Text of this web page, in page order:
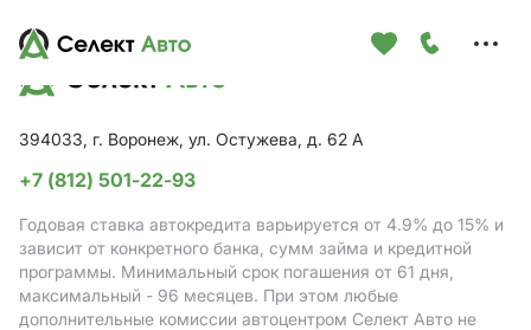
394033, г. Воронеж, ул. Остужева, д. 62 А
+7 (812) 501-22-93
Годовая ставка автокредита варьируется от 4.9% до 15% и
зависит от конкретного банка, сумм займа и кредитной
программы. Минимальный срок погашения от 61 дня,
максимальный - 96 месяцев. При этом любые
дополнительные комиссии автоцентром Селект Авто не